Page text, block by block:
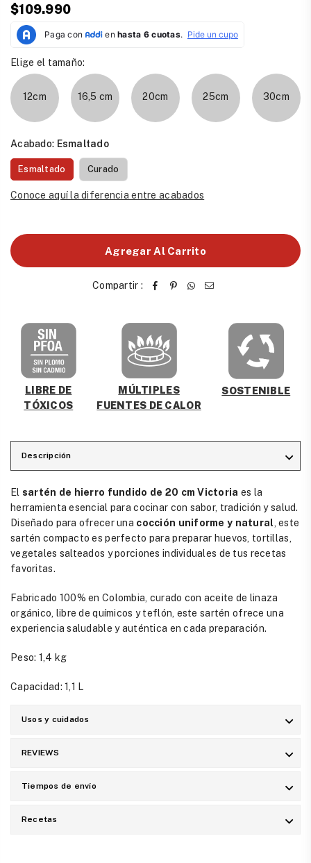
Precio
habitual
$109.990
Elige el tamaño:
12cm 16,5 cm 20cm 25cm 30cm
Acabado: Esmaltado
Esmaltado Curado
Conoce aquí la diferencia entre acabados
Agregar Al Carrito
Compartir :
LIBRE DE
TÓXICOS
MÚLTIPLES
FUENTES DE CALOR
SOSTENIBLE
Descripción
El sartén de hierro fundido de 20 cm Victoria es la
herramienta esencial para cocinar con sabor, tradición y salud.
Diseñado para ofrecer una cocción uniforme y natural, este
sartén compacto es perfecto para preparar huevos, tortillas,
vegetales salteados y porciones individuales de tus recetas
favoritas.
Fabricado 100% en Colombia, curado con aceite de linaza
orgánico, libre de químicos y teflón, este sartén ofrece una
experiencia saludable y auténtica en cada preparación.
Peso: 1,4 kg
Capacidad: 1,1 L
Usos y cuidados
REVIEWS
Tiempos de envío
Recetas